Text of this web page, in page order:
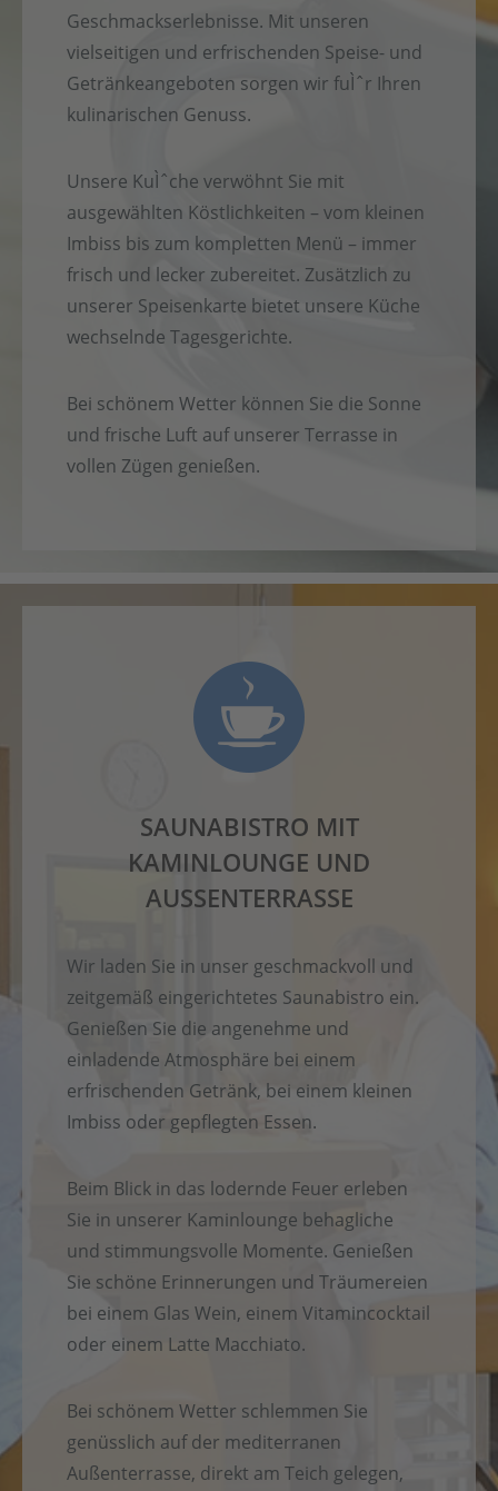
Geschmackserlebnisse. Mit unseren
vielseitigen und erfrischenden Speise- und
Getränkeangeboten sorgen wir fuÌˆr Ihren
kulinarischen Genuss.
Unsere KuÌˆche verwöhnt Sie mit
ausgewählten Köstlichkeiten – vom kleinen
Imbiss bis zum kompletten Menü – immer
frisch und lecker zubereitet. Zusätzlich zu
unserer Speisenkarte bietet unsere Küche
wechselnde Tagesgerichte.
Bei schönem Wetter können Sie die Sonne
und frische Luft auf unserer Terrasse in
vollen Zügen genießen.
SAUNABISTRO MIT
KAMINLOUNGE UND
AUSSENTERRASSE
Wir laden Sie in unser geschmackvoll und
zeitgemäß eingerichtetes Saunabistro ein.
Genießen Sie die angenehme und
einladende Atmosphäre bei einem
erfrischenden Getränk, bei einem kleinen
Imbiss oder gepflegten Essen.
Beim Blick in das lodernde Feuer erleben
Sie in unserer Kaminlounge behagliche
und stimmungsvolle Momente. Genießen
Sie schöne Erinnerungen und Träumereien
bei einem Glas Wein, einem Vitamincocktail
oder einem Latte Macchiato.
Bei schönem Wetter schlemmen Sie
genüsslich auf der mediterranen
Außenterrasse, direkt am Teich gelegen,